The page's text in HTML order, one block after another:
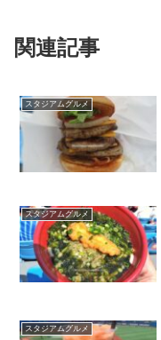
関連記事
スタジアムグルメ
スタジアムグルメ
スタジアムグルメ